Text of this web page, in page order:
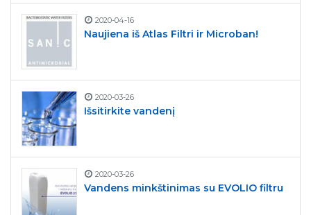
2020-04-16
Naujiena iš Atlas Filtri ir Microban!
2020-03-26
Išsitirkite vandenį
2020-03-26
Vandens minkštinimas su EVOLIO filtru